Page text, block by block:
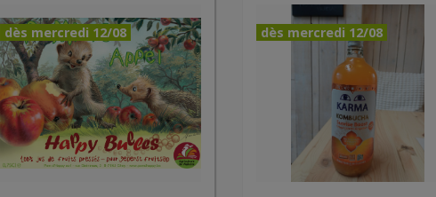
dès mercredi 12/08 dès mercredi 12/08